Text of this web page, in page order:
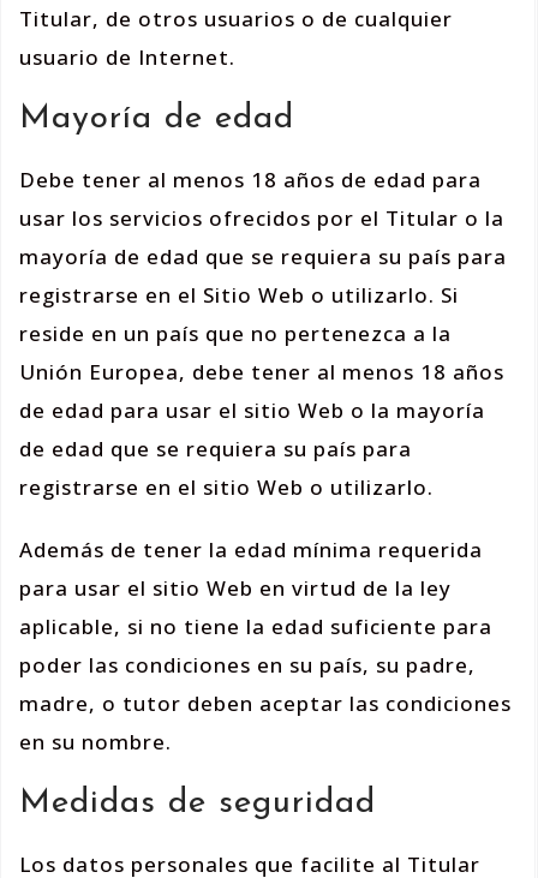
Titular, de otros usuarios o de cualquier
usuario de Internet.
Mayoría de edad
Debe tener al menos 18 años de edad para
usar los servicios ofrecidos por el Titular o la
mayoría de edad que se requiera su país para
registrarse en el Sitio Web o utilizarlo. Si
reside en un país que no pertenezca a la
Unión Europea, debe tener al menos 18 años
de edad para usar el sitio Web o la mayoría
de edad que se requiera su país para
registrarse en el sitio Web o utilizarlo.
Además de tener la edad mínima requerida
para usar el sitio Web en virtud de la ley
aplicable, si no tiene la edad suficiente para
poder las condiciones en su país, su padre,
madre, o tutor deben aceptar las condiciones
en su nombre.
Medidas de seguridad
Los datos personales que facilite al Titular